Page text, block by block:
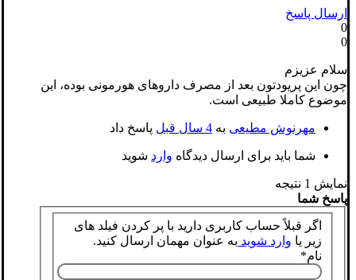
ارسال پاسخ
0
0
سلام عزیزم
چون این پریودتون بعد از مصرف داروهای هورمونی بوده، این
موضوع کاملا طبیعی است.
مهرنوش مطیعی به 4 سال قبل پاسخ داد
شما باید برای ارسال دیدگاه وارد شوید
نمایش 1 نتیجه
پاسخ شما
اگر قبلاً حساب کاربری دارید با پر کردن فیلد های
زیر یا وارد شوید به عنوان مهمان ارسال کنید.
نام*